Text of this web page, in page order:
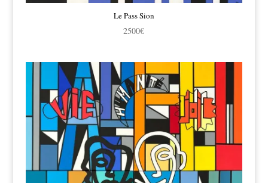
Le Pass Sion
2500€